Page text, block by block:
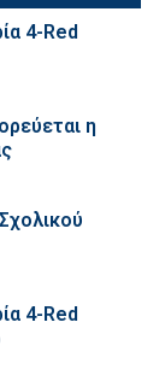
4-Red
η
4-Red